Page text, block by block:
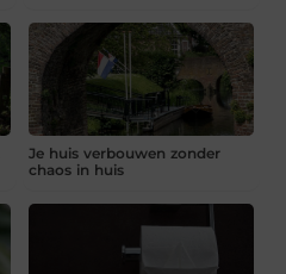
Je huis verbouwen zonder
chaos in huis